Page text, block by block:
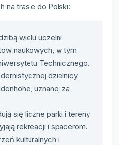
na trasie do Polski:
wielu uczelni
naukowych, w tym
Technicznego.
dzielnicy
uznanej za
się liczne parki i tereny
rekreacji i spacerom.
kulturalnych i